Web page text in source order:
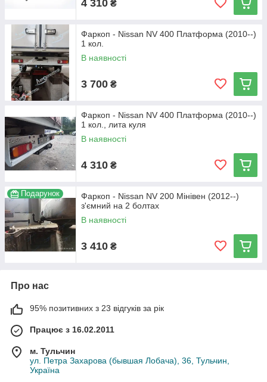
4 310 ₴
Фаркоп - Nissan NV 400 Платформа (2010--)
1 кол.
В наявності
3 700 ₴
Фаркоп - Nissan NV 400 Платформа (2010--)
1 кол., лита куля
В наявності
4 310 ₴
Подарунок
Фаркоп - Nissan NV 200 Мінівен (2012--)
з'ємний на 2 болтах
В наявності
3 410 ₴
Про нас
95% позитивних з 23 відгуків за рік
Працює з 16.02.2011
м. Тульчин
ул. Петра Захарова (бывшая Лобача), 36, Тульчин,
Україна